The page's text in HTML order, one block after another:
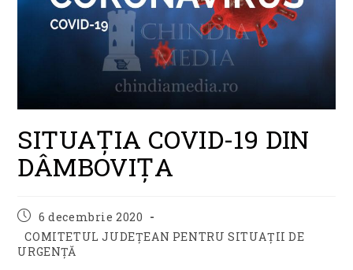
SITUAȚIA COVID-19 DIN
DÂMBOVIȚA
Post
published:
6 decembrie 2020
Post
category:
COMITETUL JUDEȚEAN PENTRU SITUAȚII DE
URGENȚĂ